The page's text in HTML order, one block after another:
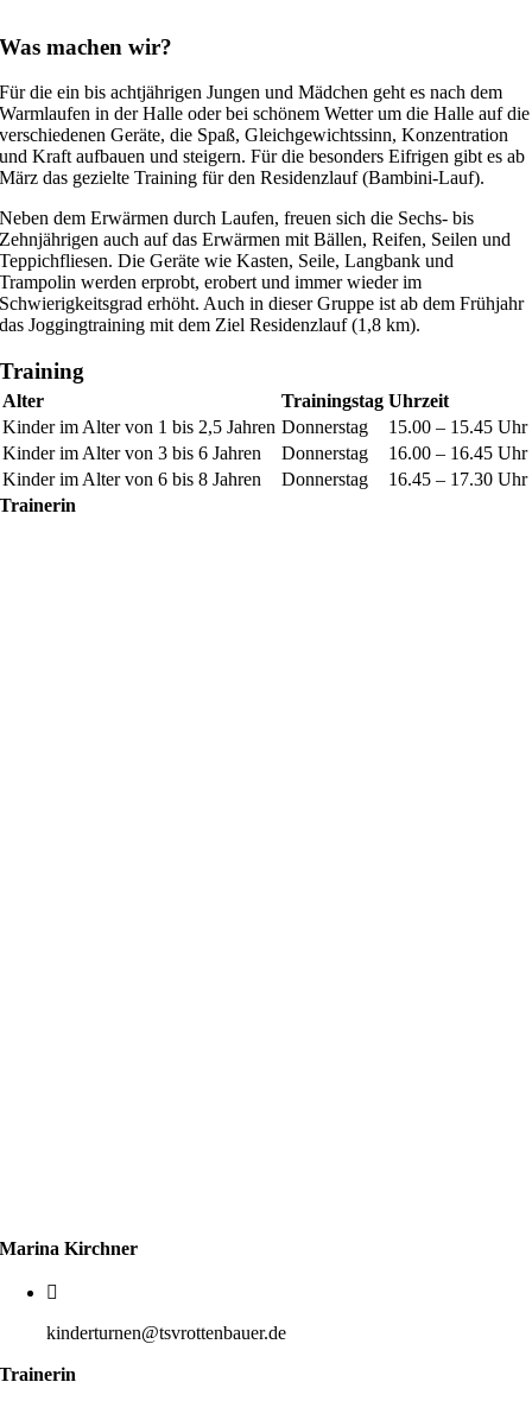
Was machen wir?
Für die ein bis achtjährigen Jungen und Mädchen geht es nach dem
Warmlaufen in der Halle oder bei schönem Wetter um die Halle auf die
verschiedenen Geräte, die Spaß, Gleichgewichtssinn, Konzentration
und Kraft aufbauen und steigern. Für die besonders Eifrigen gibt es ab
März das gezielte Training für den Residenzlauf (Bambini-Lauf).
Neben dem Erwärmen durch Laufen, freuen sich die Sechs- bis
Zehnjährigen auch auf das Erwärmen mit Bällen, Reifen, Seilen und
Teppichfliesen. Die Geräte wie Kasten, Seile, Langbank und
Trampolin werden erprobt, erobert und immer wieder im
Schwierigkeitsgrad erhöht. Auch in dieser Gruppe ist ab dem Frühjahr
das Joggingtraining mit dem Ziel Residenzlauf (1,8 km).
Training
Alter Trainingstag Uhrzeit
Kinder im Alter von 1 bis 2,5 Jahren Donnerstag
15.00 – 15.45 Uhr
Kinder im Alter von 3 bis 6 Jahren
Donnerstag
16.00 – 16.45 Uhr
Kinder im Alter von 6 bis 8 Jahren
Donnerstag
16.45 – 17.30 Uhr
Trainerin
Marina Kirchner
kinderturnen@tsvrottenbauer.de
Trainerin